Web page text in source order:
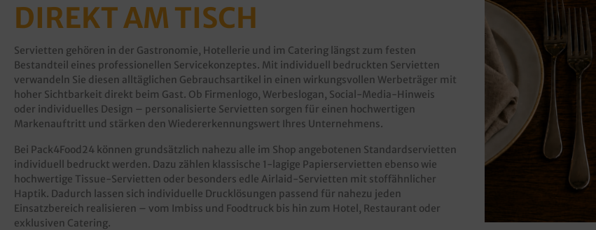
DIREKT AM TISCH
Servietten gehören in der Gastronomie, Hotellerie und im Catering längst zum festen
Bestandteil eines professionellen Servicekonzeptes. Mit individuell bedruckten Servietten
verwandeln Sie diesen alltäglichen Gebrauchsartikel in einen wirkungsvollen Werbeträger mit
hoher Sichtbarkeit direkt beim Gast. Ob Firmenlogo, Werbeslogan, Social-Media-Hinweis
oder individuelles Design – personalisierte Servietten sorgen für einen hochwertigen
Markenauftritt und stärken den Wiedererkennungswert Ihres Unternehmens.
Bei Pack4Food24 können grundsätzlich nahezu alle im Shop angebotenen Standardservietten
individuell bedruckt werden. Dazu zählen klassische 1-lagige Papierservietten ebenso wie
hochwertige Tissue-Servietten oder besonders edle Airlaid-Servietten mit stoffähnlicher
Haptik. Dadurch lassen sich individuelle Drucklösungen passend für nahezu jeden
Einsatzbereich realisieren – vom Imbiss und Foodtruck bis hin zum Hotel, Restaurant oder
exklusiven Catering.